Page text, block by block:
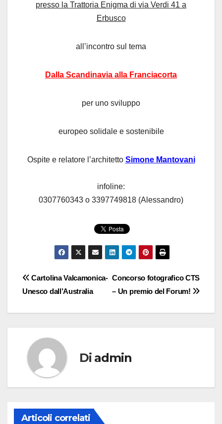
presso la Trattoria Enigma di via Verdi 41 a
Erbusco
all’incontro sul tema
Dalla Scandinavia alla Franciacorta
per uno sviluppo
europeo solidale e sostenibile
Ospite e relatore l’architetto Simone Mantovani
infoline:
0307760343 o 3397749818 (Alessandro)
NavigazioneConcorso fotografico CTS
– Un premio del Forum!
Cartolina Valcamonica-
Unesco dall’Australia
Di admin
Articoli correlati